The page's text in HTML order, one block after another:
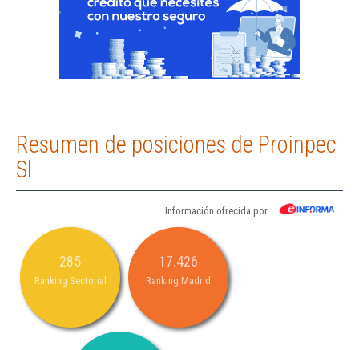
Resumen de posiciones de Proinpec
Sl
Información ofrecida por
285
Ranking Sectorial
17.426
Ranking Madrid